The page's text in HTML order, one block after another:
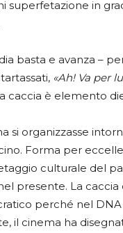
superfetazione in
basta e avanza –
«Ah! Va per
caccia è elemento
si organizzasse
Forma per
culturale del
presente. La
perché nel DNA
il cinema ha